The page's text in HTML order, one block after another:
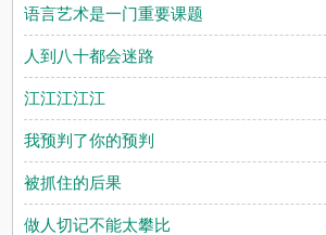
语言艺术是一门重要课题
人到八十都会迷路
江江江江江
我预判了你的预判
被抓住的后果
做人切记不能太攀比